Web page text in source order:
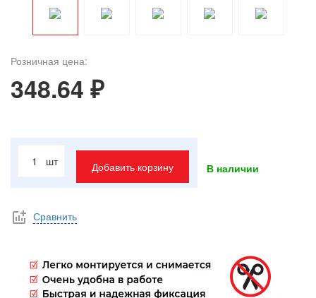
Розничная цена:
348.64 ₽
шт Добавить корзину В наличии
Сравнить